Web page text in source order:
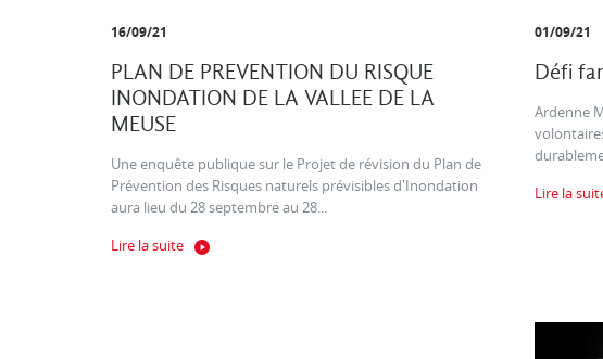
16/09/21
PLAN DE PREVENTION DU RISQUE
INONDATION DE LA VALLEE DE LA
MEUSE
Une enquête publique sur le Projet de révision du Plan de
Prévention des Risques naturels prévisibles d'Inondation
aura lieu du 28 septembre au 28...
Lire la suite
01/09/21
Défi
Ardenne
Lire la